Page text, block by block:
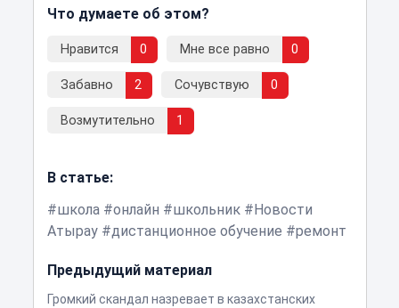
Что думаете об этом?
Нравится 0 Мне все равно 0
Забавно 2 Сочувствую 0
Возмутительно 1
В статье:
школа
онлайн школьник
Новости
Атырау
дистанционное обучение ремонт
Предыдущий материал
Громкий скандал назревает в казахстанских